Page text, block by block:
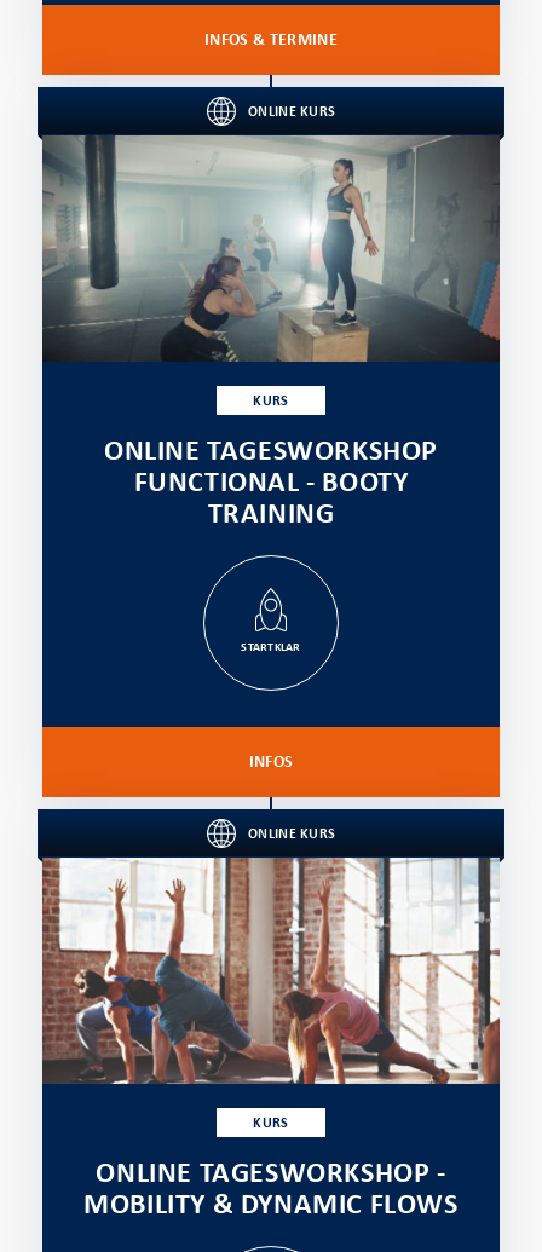
INFOS & TERMINE
ONLINE KURS
KURS
ONLINE TAGESWORKSHOP
FUNCTIONAL - BOOTY
TRAINING
STARTKLAR
INFOS
ONLINE KURS
KURS
ONLINE TAGESWORKSHOP -
MOBILITY & DYNAMIC FLOWS